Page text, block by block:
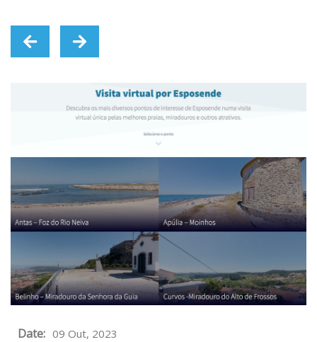
Date: 09 Out, 2023